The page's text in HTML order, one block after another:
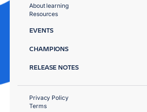
About learning
Resources
EVENTS
CHAMPIONS
RELEASE NOTES
Privacy Policy
Terms